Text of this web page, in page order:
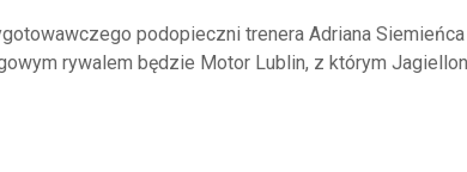
podopieczni trenera Adriana
rywalem będzie Motor Lublin, z którym